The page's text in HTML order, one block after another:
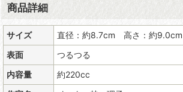
商品詳細
サイズ
直径：約8.7cm 高さ：約9.0cm
表面
つるつる
内容量
約220cc